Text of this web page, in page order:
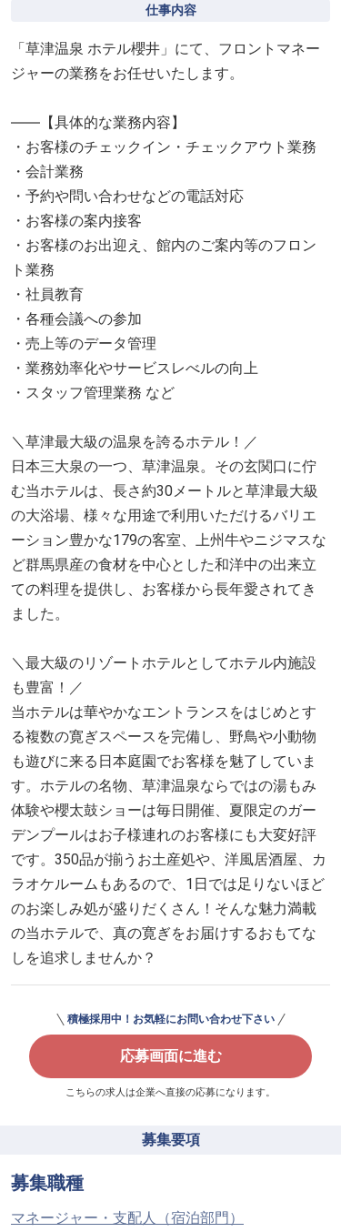
仕事内容
「草津温泉 ホテル櫻井」にて、フロントマネー
ジャーの業務をお任せいたします。
――【具体的な業務内容】
・お客様のチェックイン・チェックアウト業務
・会計業務
・予約や問い合わせなどの電話対応
・お客様の案内接客
・お客様のお出迎え、館内のご案内等のフロン
ト業務
・社員教育
・各種会議への参加
・売上等のデータ管理
・業務効率化やサービスレべルの向上
・スタッフ管理業務 など
＼草津最大級の温泉を誇るホテル！／
日本三大泉の一つ、草津温泉。その玄関口に佇
む当ホテルは、長さ約30メートルと草津最大級
の大浴場、様々な用途で利用いただけるバリエ
ーション豊かな179の客室、上州牛やニジマスな
ど群馬県産の食材を中心とした和洋中の出来立
ての料理を提供し、お客様から長年愛されてき
ました。
＼最大級のリゾートホテルとしてホテル内施設
も豊富！／
当ホテルは華やかなエントランスをはじめとす
る複数の寛ぎスペースを完備し、野鳥や小動物
も遊びに来る日本庭園でお客様を魅了していま
す。ホテルの名物、草津温泉ならではの湯もみ
体験や櫻太鼓ショーは毎日開催、夏限定のガー
デンプールはお子様連れのお客様にも大変好評
です。350品が揃うお土産処や、洋風居酒屋、カ
ラオケルームもあるので、1日では足りないほど
のお楽しみ処が盛りだくさん！そんな魅力満載
の当ホテルで、真の寛ぎをお届けするおもてな
しを追求しませんか？
積極採用中！お気軽にお問い合わせ下さい
応募画面に進む
こちらの求人は企業へ直接の応募になります。
募集要項
募集職種
マネージャー・支配人（宿泊部門）